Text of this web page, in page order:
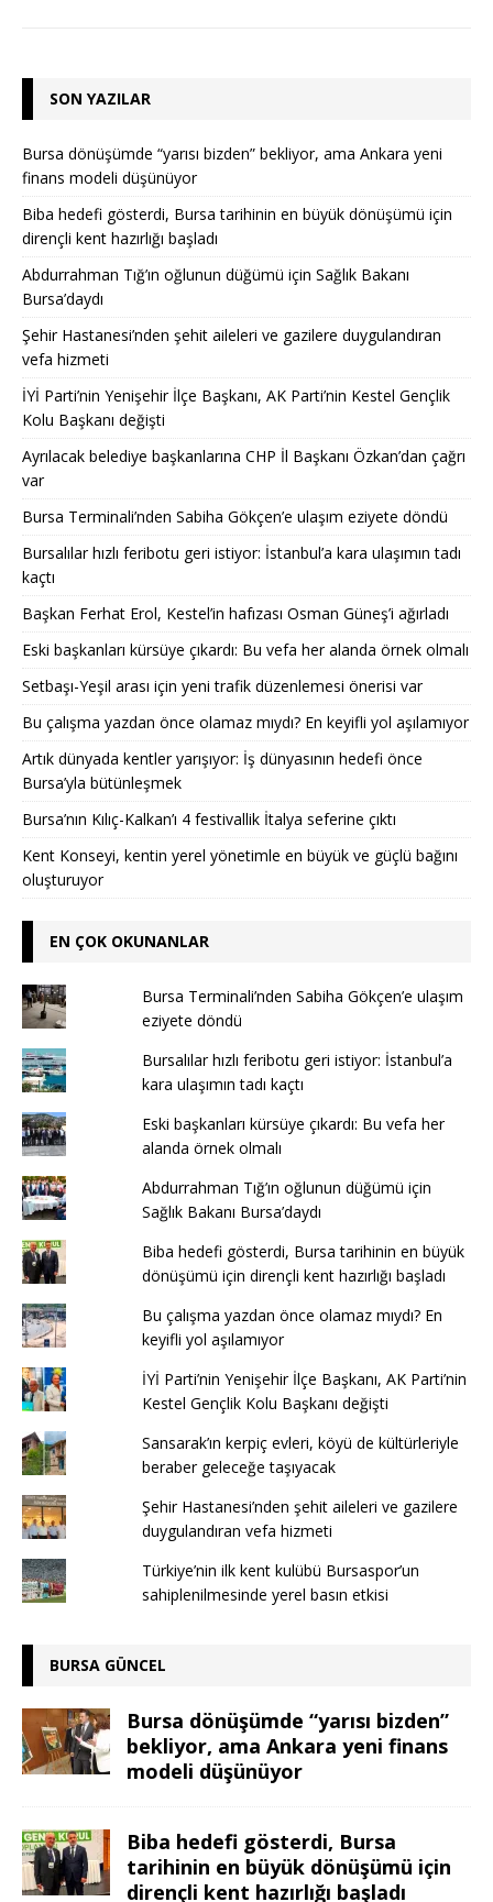
SON YAZILAR
Bursa dönüşümde “yarısı bizden” bekliyor, ama Ankara yeni
finans modeli düşünüyor
Biba hedefi gösterdi, Bursa tarihinin en büyük dönüşümü için
dirençli kent hazırlığı başladı
Abdurrahman Tığ’ın oğlunun düğümü için Sağlık Bakanı
Bursa’daydı
Şehir Hastanesi’nden şehit aileleri ve gazilere duygulandıran
vefa hizmeti
İYİ Parti’nin Yenişehir İlçe Başkanı, AK Parti’nin Kestel Gençlik
Kolu Başkanı değişti
Ayrılacak belediye başkanlarına CHP İl Başkanı Özkan’dan çağrı
var
Bursa Terminali’nden Sabiha Gökçen’e ulaşım eziyete döndü
Bursalılar hızlı feribotu geri istiyor: İstanbul’a kara ulaşımın tadı
kaçtı
Başkan Ferhat Erol, Kestel’in hafızası Osman Güneş’i ağırladı
Eski başkanları kürsüye çıkardı: Bu vefa her alanda örnek olmalı
Setbaşı-Yeşil arası için yeni trafik düzenlemesi önerisi var
Bu çalışma yazdan önce olamaz mıydı? En keyifli yol aşılamıyor
Artık dünyada kentler yarışıyor: İş dünyasının hedefi önce
Bursa’yla bütünleşmek
Bursa’nın Kılıç-Kalkan’ı 4 festivallik İtalya seferine çıktı
Kent Konseyi, kentin yerel yönetimle en büyük ve güçlü bağını
oluşturuyor
EN ÇOK OKUNANLAR
Bursa Terminali’nden Sabiha Gökçen’e ulaşım
eziyete döndü
Bursalılar hızlı feribotu geri istiyor: İstanbul’a
kara ulaşımın tadı kaçtı
Eski başkanları kürsüye çıkardı: Bu vefa her
alanda örnek olmalı
Abdurrahman Tığ’ın oğlunun düğümü için
Sağlık Bakanı Bursa’daydı
Biba hedefi gösterdi, Bursa tarihinin en büyük
dönüşümü için dirençli kent hazırlığı başladı
Bu çalışma yazdan önce olamaz mıydı? En
keyifli yol aşılamıyor
İYİ Parti’nin Yenişehir İlçe Başkanı, AK Parti’nin
Kestel Gençlik Kolu Başkanı değişti
Sansarak’ın kerpiç evleri, köyü de kültürleriyle
beraber geleceğe taşıyacak
Şehir Hastanesi’nden şehit aileleri ve gazilere
duygulandıran vefa hizmeti
Türkiye’nin ilk kent kulübü Bursaspor’un
sahiplenilmesinde yerel basın etkisi
BURSA GÜNCEL
Bursa dönüşümde “yarısı bizden”
bekliyor, ama Ankara yeni finans
modeli düşünüyor
Biba hedefi gösterdi, Bursa
tarihinin en büyük dönüşümü için
dirençli kent hazırlığı başladı